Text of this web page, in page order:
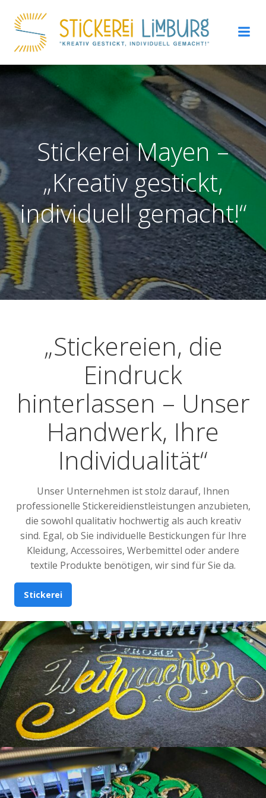
Inhalt
springen
Stickerei Mayen –
„Kreativ gestickt,
individuell gemacht!“
„Stickereien, die
Eindruck
hinterlassen – Unser
Handwerk, Ihre
Individualität“
Unser Unternehmen ist stolz darauf, Ihnen
professionelle Stickereidienstleistungen anzubieten,
die sowohl qualitativ hochwertig als auch kreativ
sind. Egal, ob Sie individuelle Bestickungen für Ihre
Kleidung, Accessoires, Werbemittel oder andere
textile Produkte benötigen, wir sind für Sie da.
Stickerei